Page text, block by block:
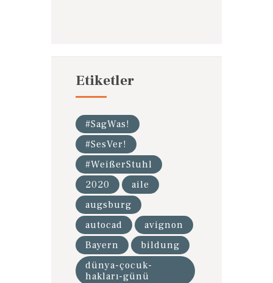
Etiketler
#SagWas!
#SesVer!
#WeißerStuhl
2020
aile
augsburg
autocad
avignon
Bayern
bildung
dünya-çocuk-
hakları-günü